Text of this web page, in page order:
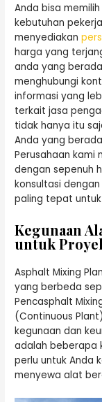
Anda bisa
kebutuhan
menyediakan
harga yang
anda yang
menghubungi
informasi yang
terkait jasa
tidak hanya itu
Anda yang
Perusahaan kami
dengan sepenuh
konsultasi
paling tepat
Kegunaan
untuk
Asphalt Mixing
yang berbeda
Pencasphalt
(Continuous
kegunaan dan
adalah beberapa
perlu untuk Anda
menyewa alat